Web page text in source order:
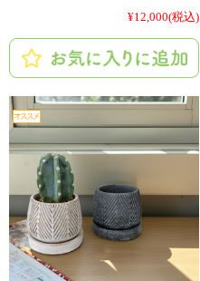
¥12,000(税込)